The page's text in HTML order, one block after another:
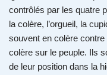
contrôlés par les quatre
la colère, l’orgueil, la
souvent en colère
colère sur le peuple. Ils
de leur position dans la